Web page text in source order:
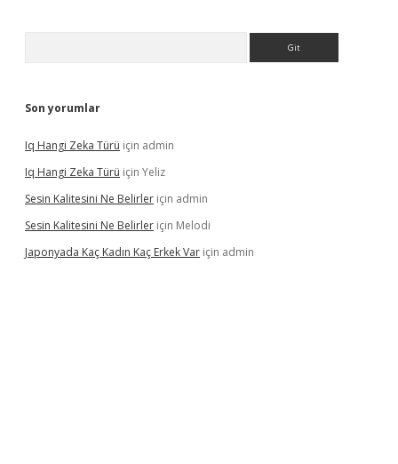
Son yorumlar
Iq Hangi Zeka Türü için admin
Iq Hangi Zeka Türü için Yeliz
Sesin Kalitesini Ne Belirler için admin
Sesin Kalitesini Ne Belirler için Melodi
Japonyada Kaç Kadın Kaç Erkek Var için admin